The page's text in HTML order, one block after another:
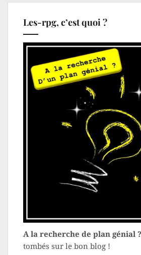
Les-rpg, c’est quoi ?
A la recherche de plan génial ?
tombés sur le bon blog !